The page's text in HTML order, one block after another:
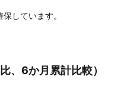
しています。
、6か月累計比較）